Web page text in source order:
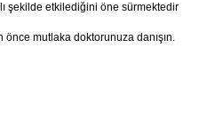
şekilde etkilediğini öne sürmektedir
mutlaka doktorunuza danışın.